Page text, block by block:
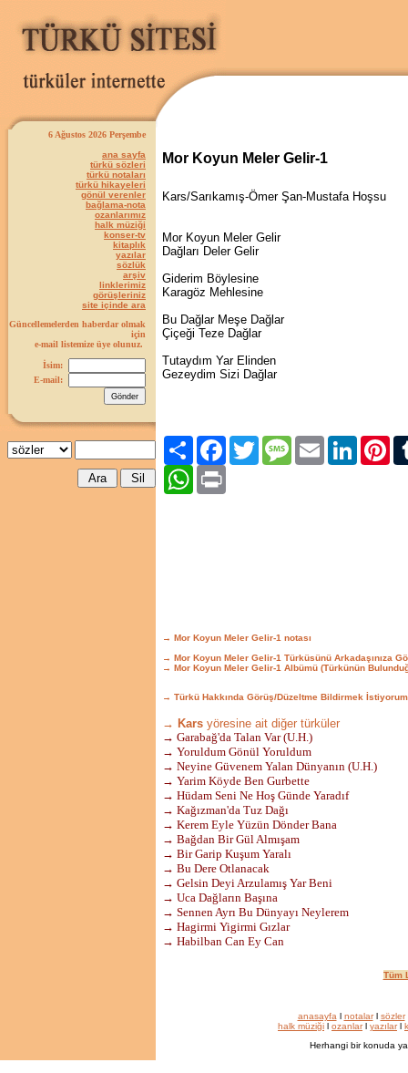
6 Ağustos 2026 Perşembe
ana sayfa
türkü sözleri
türkü notaları
türkü hikayeleri
gönül verenler
bağlama-nota
ozanlarımız
halk müziği
konser-tv
kitaplık
yazılar
sözlük
arşiv
linklerimiz
görüşleriniz
site içinde ara
Güncellemelerden haberdar olmak
için
e-mail listemize üye olunuz.
İsim:
E-mail:
Mor Koyun Meler Gelir-1
Kars/Sarıkamış-Ömer Şan-Mustafa Hoşsu
Mor Koyun Meler Gelir
Dağları Deler Gelir
Giderim Böylesine
Karagöz Mehlesine
Bu Dağlar Meşe Dağlar
Çiçeği Teze Dağlar
Tutaydım Yar Elinden
Gezeydim Sizi Dağlar
Paylaş FacebookTwitter Message Email LinkedIn
WhatsApp
→ Mor Koyun Meler Gelir-1 notası
→ Mor Koyun Meler Gelir-1 Türküsünü Arkadaşınıza
→ Mor Koyun Meler Gelir-1 Albümü (Türkünün
→ Türkü Hakkında Görüş/Düzeltme Bildirmek İstiyorum
→ Kars yöresine ait diğer türküler
→ Garabağ'da Talan Var (U.H.)
→ Yoruldum Gönül Yoruldum
→ Neyine Güvenem Yalan Dünyanın (U.H.)
→ Yarim Köyde Ben Gurbette
→ Hüdam Seni Ne Hoş Günde Yaradıf
→ Kağızman'da Tuz Dağı
→ Kerem Eyle Yüzün Dönder Bana
→ Bağdan Bir Gül Almışam
→ Bir Garip Kuşum Yaralı
→ Bu Dere Otlanacak
→ Gelsin Deyi Arzulamış Yar Beni
→ Uca Dağların Başına
→ Sennen Ayrı Bu Dünyayı Neylerem
→ Hagirmi Yigirmi Gızlar
→ Habilban Can Ey Can
Tüm
anasayfa l notalarl sözler
halk müziği l ozanlarl yazılarl
Herhangi bir konuda